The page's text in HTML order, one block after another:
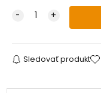
Sledovať produkt